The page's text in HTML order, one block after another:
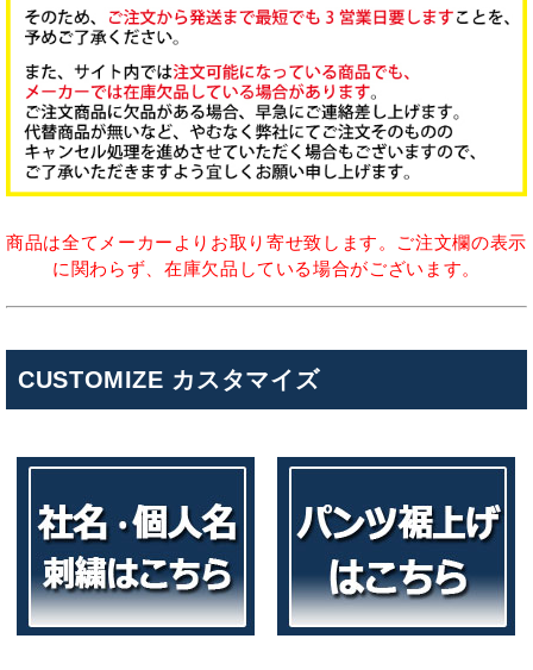
商品は全てメーカーよりお取り寄せ致します。ご注文欄の表示
に関わらず、在庫欠品している場合がございます。
CUSTOMIZE カスタマイズ